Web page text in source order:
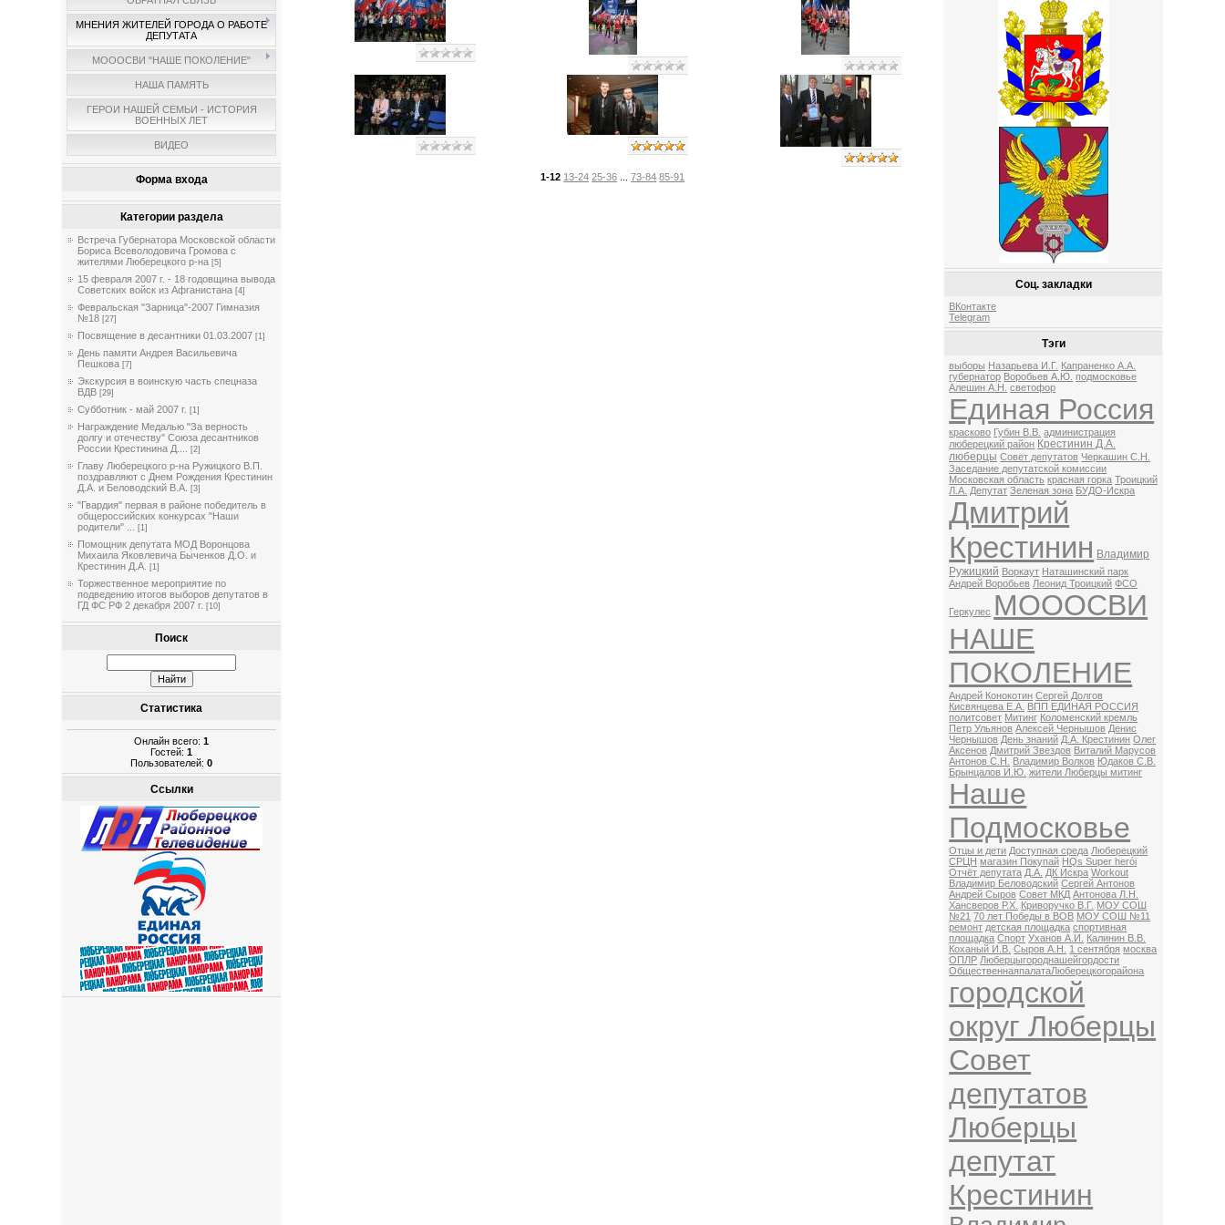
МНЕНИЯ ЖИТЕЛЕЙ ГОРОДА О РАБОТЕ
ДЕПУТАТА
МОООСВИ "НАШЕ ПОКОЛЕНИЕ"
НАША ПАМЯТЬ
ГЕРОИ НАШЕЙ СЕМЬИ - ИСТОРИЯ
ВОЕННЫХ ЛЕТ
ВИДЕО
Форма входа
Категории раздела
Встреча Губернатора Московской области
Бориса Всеволодовича Громова с
жителями Люберецкого р-на [5]
15 февраля 2007 г. - 18 годовщина вывода
Советских войск из Афганистана [4]
Февральская "Зарница"-2007 Гимназия
№18 [27]
Посвящение в десантники 01.03.2007 [1]
День памяти Андрея Васильевича
Пешкова [7]
Экскурсия в воинскую часть спецназа
ВДВ [29]
Субботник - май 2007 г. [1]
Награждение Медалью "За верность
долгу и отечеству" Союза десантников
России Крестинина Д....
[2]
Главу Люберецкого р-на Ружицкого В.П.
поздравляют с Днем Рождения Крестинин
Д.А. и Беловодский В.А.
[3]
"Гвардия" первая в районе победитель в
общероссийских конкурсах "Наши
родители" ...
[1]
Помощник депутата МОД Воронцова
Михаила Яковлевича Быченков Д.О. и
Крестинин Д.А.
[1]
Торжественное мероприятие по
подведению итогов выборов депутатов в
ГД ФС РФ 2 декабря 2007 г. [10]
Поиск
Статистика
Онлайн всего:1
Гостей:1
Пользователей:0
Ссылки
1-12 13-24 25-36 73-84 85-91
Соц. закладки
ВКонтакте
Telegram
Тэги
выборы Назарьева И.Г. Капраненко А.А.
губернатор Воробьев А.Ю. подмосковье
Алешин А.Н.
светофор
Единая Россия
красково Губин В.В. администрация
люберецкий район Крестинин Д.А.
люберцы Совет депутатов Черкашин С.Н.
Заседание депутатской комиссии
Московская область красная горка Троицкий
Л.А. Депутат Зеленая зона БУДО-Искра
Дмитрий
Крестинин Владимир
Ружицкий Воркаут Наташинский парк
Андрей Воробьев Леонид Троицкий ФСО
Геркулес МОООСВИ
НАШЕ
ПОКОЛЕНИЕ
Андрей Конокотин Сергей Долгов
Кисвянцева Е.А. ВПП ЕДИНАЯ РОССИЯ
политсовет Митинг Коломенский кремль
Петр Ульянов Алексей Чернышов Денис
Чернышов День знаний Д.А. Крестинин Олег
Аксенов Дмитрий Звездов Виталий Марусов
Антонов С.Н.
Владимир Волков Юдаков С.В.
Брынцалов И.Ю. жители Люберцы митинг
Наше
Подмосковье
Отцы и дети Доступная среда Люберецкий
СРЦН магазин Покупай HQs Super herói
Отчёт депутата Д.А. ДК Искра Workout
Владимир Беловодский Сергей Антонов
Андрей Сыров Совет МКД Антонова Л.Н.
Хансверов Р.Х. Криворучко В.Г. МОУ СОШ
№21 70 лет Победы в ВОВ МОУ СОШ №11
ремонт детская площадка спортивная
площадка Спорт Уханов А.И.
Калинин В.В.
Коханый И.В. Сыров А.Н. 1 сентября москва
ОПЛР Люберцыгороднашейгордости
ОбщественнаяпалатаЛюберецкогорайона
городской
округ Люберцы
Совет
депутатов
Люберцы
депутат
Крестинин